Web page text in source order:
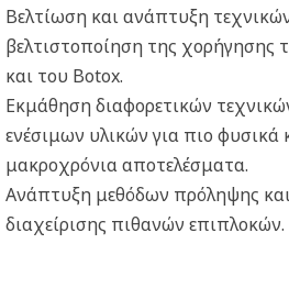
Βελτίωση και ανάπτυξη
βελτιστοποίηση της χορήγησης
και του Botox.
Εκμάθηση διαφορετικών
ενέσιμων υλικών για πιο φυσικά
μακροχρόνια αποτελέσματα.
Ανάπτυξη μεθόδων πρόληψης
διαχείρισης πιθανών επιπλοκών.